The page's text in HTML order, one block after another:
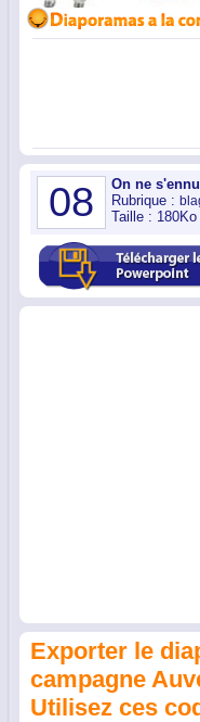
08
On ne
Rubrique :
Taille : 180Ko
Exporter le
campagne
Utilisez ces